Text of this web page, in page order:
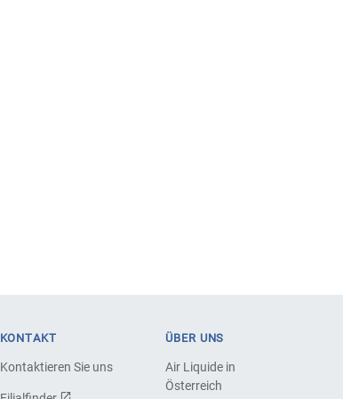
KONTAKT
Kontaktieren Sie uns
ÜBER UNS
Air Liquide in
Österreich